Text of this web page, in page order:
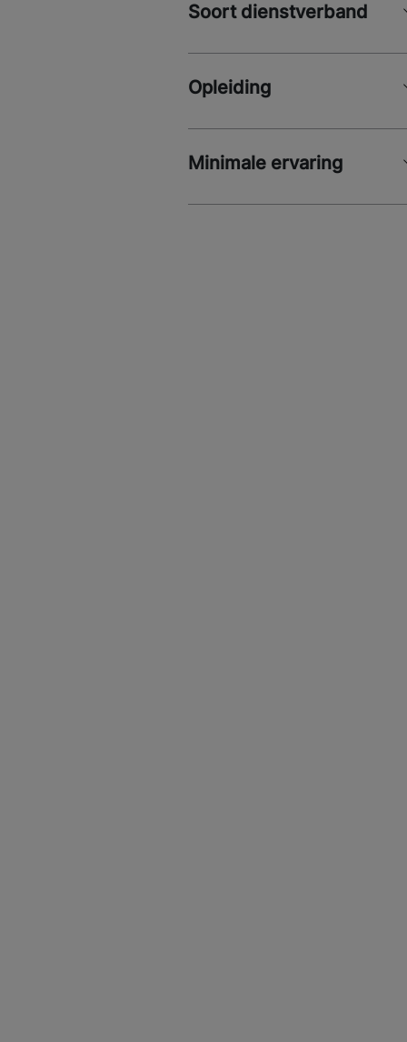
Soort dienstverband
Opleiding
Minimale ervaring